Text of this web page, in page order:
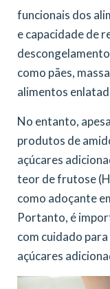
funcionais dos
e capacidade de
como pães,
alimentos
No entanto,
produtos de
açúcares
teor de frutose
como adoçante
Portanto, é
com cuidado
açúcares